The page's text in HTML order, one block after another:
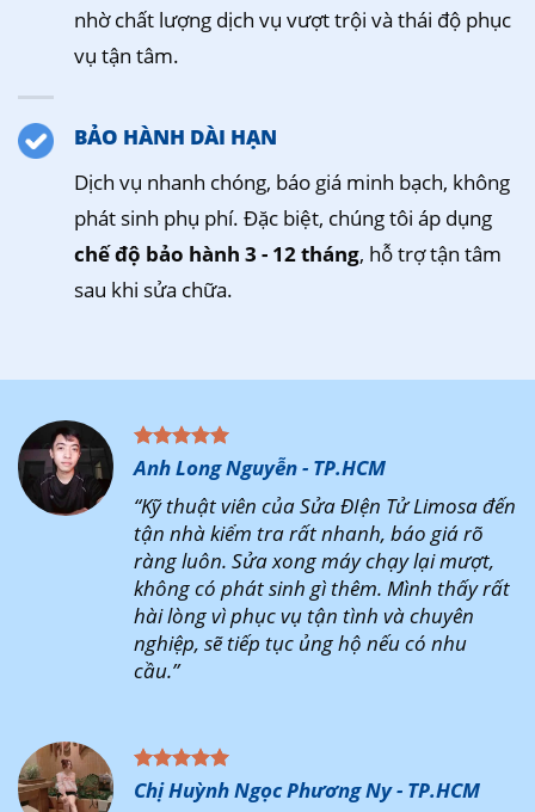
nhờ chất lượng dịch vụ vượt trội và thái độ phục
vụ tận tâm.
BẢO HÀNH DÀI HẠN
Dịch vụ nhanh chóng, báo giá minh bạch, không
phát sinh phụ phí. Đặc biệt, chúng tôi áp dụng
chế độ bảo hành 3 - 12 tháng, hỗ trợ tận tâm
sau khi sửa chữa.
Anh Long Nguyễn - TP.HCM
“Kỹ thuật viên của Sửa ĐIện Tử Limosa đến
tận nhà kiểm tra rất nhanh, báo giá rõ
ràng luôn. Sửa xong máy chạy lại mượt,
không có phát sinh gì thêm. Mình thấy rất
hài lòng vì phục vụ tận tình và chuyên
nghiệp, sẽ tiếp tục ủng hộ nếu có nhu
cầu.”
Chị Huỳnh Ngọc Phương Ny - TP.HCM